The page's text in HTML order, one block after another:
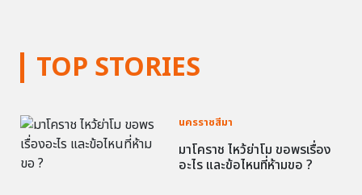
TOP STORIES
นครราชสีมา
มาโคราช ไหว้ย่าโม ขอพรเรื่อง
อะไร และข้อไหนที่ห้ามขอ ?